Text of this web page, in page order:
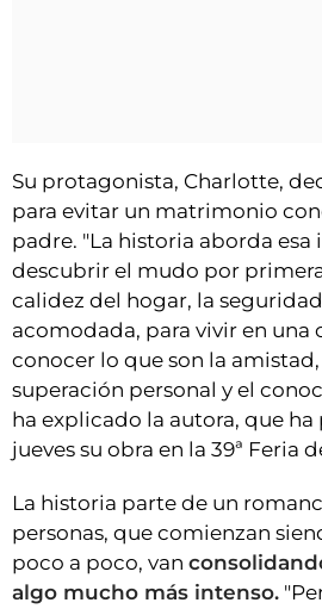
Su protagonista, Charlotte,
para evitar un matrimonio
padre. "La historia aborda esa
descubrir el mudo por
calidez del hogar, la
acomodada, para vivir en una
conocer lo que son la
superación personal y el
ha explicado la autora, que
jueves su obra en la 39ª Feria
La historia parte de un
personas, que comienzan
poco a poco, van
algo mucho más intenso.